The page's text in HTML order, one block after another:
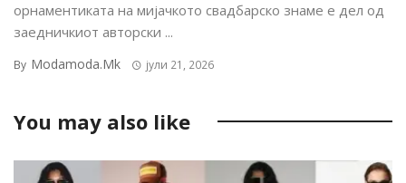
орнаментиката на мијачкото свадбарско знаме е дел од
заедничкиот авторски ...
By Modamoda.mk јули 21, 2026
You may also like